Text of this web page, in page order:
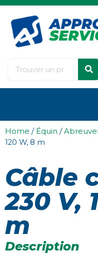
Home / Équin /
120 W, 8 m
Câble
230 V,
m
Description